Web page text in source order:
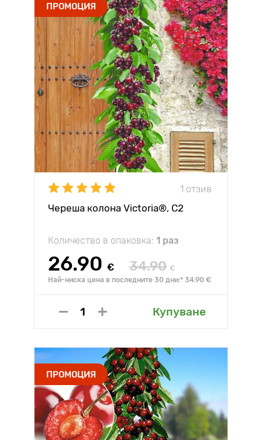
ПРОМОЦИЯ
1 отзив
Череша колона Victoria®, C2
Количество в опаковка: 1 раз
26.90 € 34.90 €
Най-ниска цена в последните 30 дни:* 34.90 €
Купуване
ПРОМОЦИЯ